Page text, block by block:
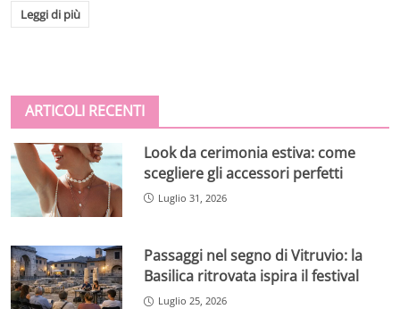
Leggi di più
ARTICOLI RECENTI
Look da cerimonia estiva: come
scegliere gli accessori perfetti
Luglio 31, 2026
Passaggi nel segno di Vitruvio: la
Basilica ritrovata ispira il festival
Luglio 25, 2026